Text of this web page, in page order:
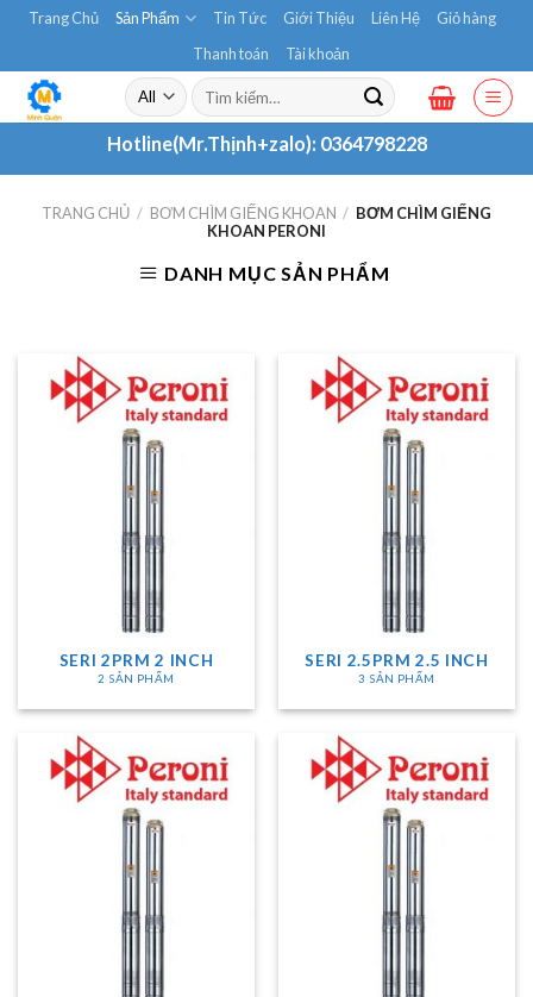
Skip
content
Trang Chủ Sản Phẩm Tin Tức Giới Thiệu Liên Hệ
Giỏ hàng
Thanh toán
Tài khoản
Tìm
kiếm:
Hotline(Mr.Thịnh+zalo): 0364798228
TRANG CHỦ / BƠM CHÌM GIẾNG KHOAN / BƠM CHÌM GIẾNG
KHOAN PERONI
DANH MỤC SẢN PHẨM
SERI 2PRM 2 INCH
2 SẢN PHẨM
SERI 2.5PRM 2.5 INCH
3 SẢN PHẨM